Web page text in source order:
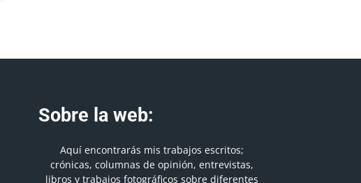
Sobre la web:
Aquí encontrarás mis trabajos escritos;
crónicas, columnas de opinión, entrevistas,
libros y trabajos fotográficos sobre diferentes